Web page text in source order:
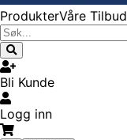
ProdukterVåre Tilbud
Bli Kunde
Logg inn